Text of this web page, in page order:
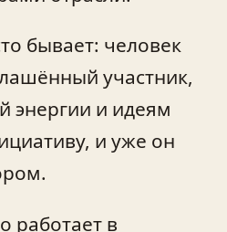
бывает: человек
участник,
энергии и идеям
и уже он
работает в